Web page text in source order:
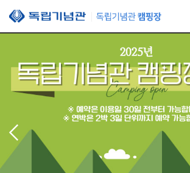
본문 바로가기